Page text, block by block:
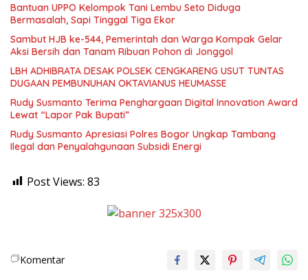
Bantuan UPPO Kelompok Tani Lembu Seto Diduga
Bermasalah, Sapi Tinggal Tiga Ekor
Sambut HJB ke-544, Pemerintah dan Warga Kompak Gelar
Aksi Bersih dan Tanam Ribuan Pohon di Jonggol
LBH ADHIBRATA DESAK POLSEK CENGKARENG USUT TUNTAS
DUGAAN PEMBUNUHAN OKTAVIANUS HEUMASSE
Rudy Susmanto Terima Penghargaan Digital Innovation Award
Lewat “Lapor Pak Bupati”
Rudy Susmanto Apresiasi Polres Bogor Ungkap Tambang
Ilegal dan Penyalahgunaan Subsidi Energi
Post Views: 83
Komentar